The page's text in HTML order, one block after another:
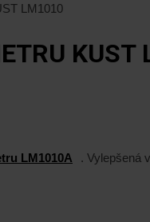
LM1010
KUST
LM1010A
. Vylepšená